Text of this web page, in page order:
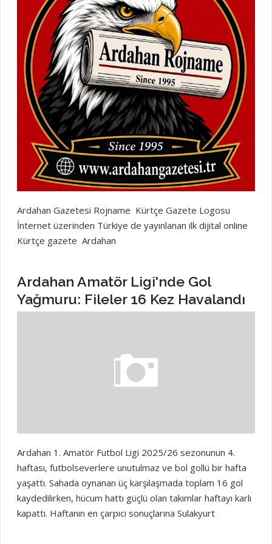
Ardahan Gazetesi Rojname Kürtçe Gazete Logosu
İnternet üzerinden Türkiye de yayınlanan ilk dijital online
Kürtçe gazete Ardahan
Ardahan Amatör Ligi'nde Gol
Yağmuru: Fileler 16 Kez Havalandı
Ardahan 1. Amatör Futbol Ligi 2025/26 sezonunun 4.
haftası, futbolseverlere unutulmaz ve bol gollü bir hafta
yaşattı. Sahada oynanan üç karşılaşmada toplam 16 gol
kaydedilirken, hücum hattı güçlü olan takımlar haftayı karlı
kapattı. Haftanın en çarpıcı sonuçlarına Sulakyurt